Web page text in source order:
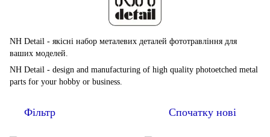
NH Detail - якісні набор металевих деталей фототравління для
ваших моделей.
NH Detail - design and manufacturing of high quality photoetched metal
parts for your hobby or business.
Фільтр Спочатку нові